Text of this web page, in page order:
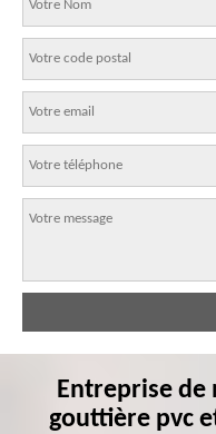
Entreprise de
gouttière pvc